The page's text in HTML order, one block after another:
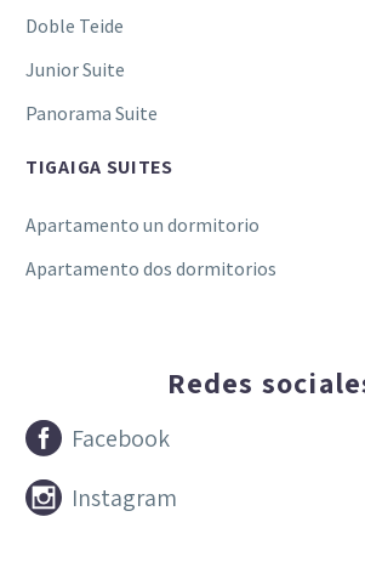
Doble Teide
Junior Suite
Panorama Suite
TIGAIGA SUITES
Apartamento un dormitorio
Apartamento dos dormitorios
Redes

 Facebook

 Instagram